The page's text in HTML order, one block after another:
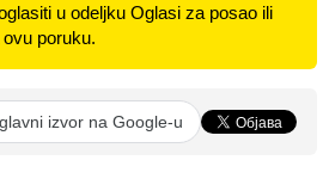
u odeljku Oglasi za posao ili
poruku.
izvor na Google-u